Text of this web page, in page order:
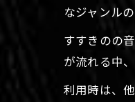
なジャンル
すすきのの
が流れる中
利用時は、